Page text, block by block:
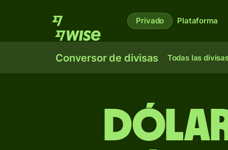
Privado Plataforma
Conversor de divisas Todas las